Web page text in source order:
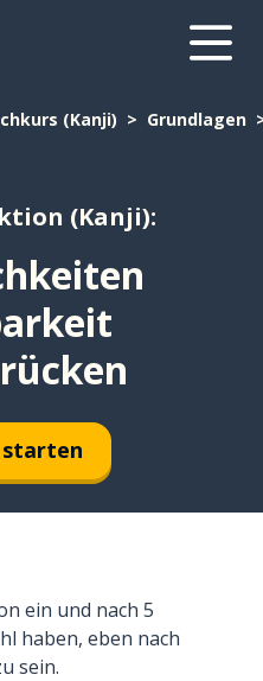
(Kanji) Grundlagen
(Kanji):
ein und nach 5
haben, eben nach
sein.